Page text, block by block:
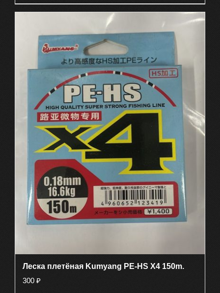
имеет
несколько
вариаций.
Опции
можно
выбрать
на
странице
товара.
Леска плетёная Kumyang PE-HS X4 150m.
300 ₽